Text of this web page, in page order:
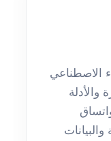
الاصطناعي
والأدلة